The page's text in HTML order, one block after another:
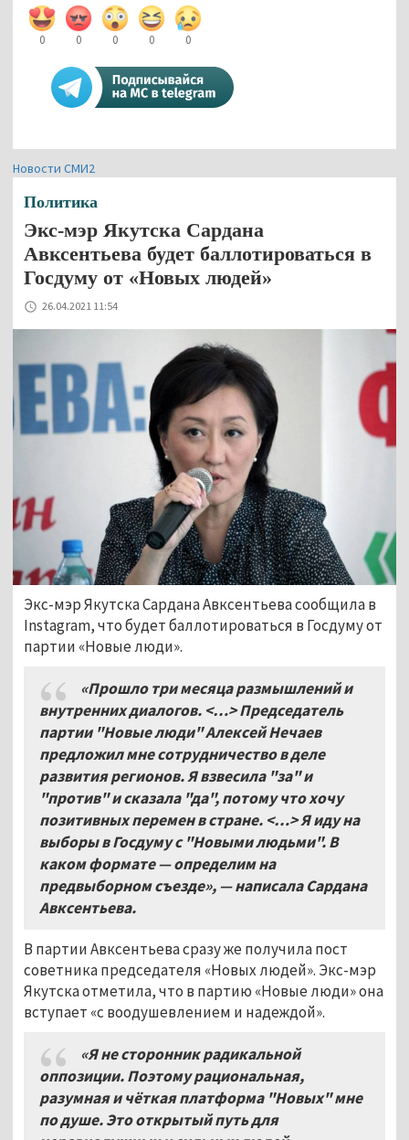
0 0 0 0 0
Новости СМИ2
Политика
Экс-мэр Якутска Сардана
Авксентьева будет баллотироваться в
Госдуму от «Новых людей»
26.04.2021 11:54
Экс-мэр Якутска Сардана Авксентьева сообщила в
Instagram, что будет баллотироваться в Госдуму от
партии «Новые люди».
«Прошло три месяца размышлений и
внутренних диалогов. <…> Председатель
партии "Новые люди" Алексей Нечаев
предложил мне сотрудничество в деле
развития регионов. Я взвесила "за" и
"против" и сказала "да", потому что хочу
позитивных перемен в стране. <…> Я иду на
выборы в Госдуму с "Новыми людьми". В
каком формате — определим на
предвыборном съезде», — написала Сардана
Авксентьева.
В партии Авксентьева сразу же получила пост
советника председателя «Новых людей». Экс-мэр
Якутска отметила, что в партию «Новые люди» она
вступает «с воодушевлением и надеждой».
«Я не сторонник радикальной
оппозиции. Поэтому рациональная,
разумная и чёткая платформа "Новых" мне
по душе. Это открытый путь для